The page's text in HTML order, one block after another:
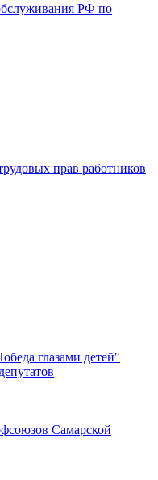
РФ по
прав работников
глазами детей"
Самарской